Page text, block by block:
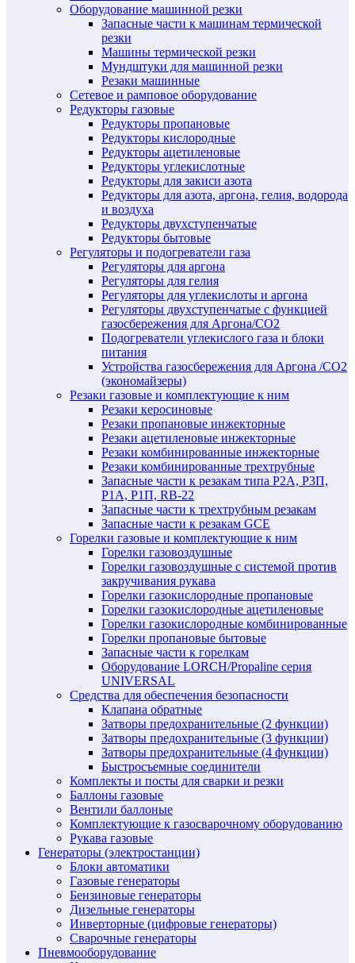
Оборудование машинной резки
Запасные части к машинам термической
резки
Машины термической резки
Мундштуки для машинной резки
Резаки машинные
Сетевое и рамповое оборудование
Редукторы газовые
Редукторы пропановые
Редукторы кислородные
Редукторы ацетиленовые
Редукторы углекислотные
Редукторы для закиси азота
Редукторы для азота, аргона, гелия, водорода
и воздуха
Редукторы двухступенчатые
Редукторы бытовые
Регуляторы и подогреватели газа
Регуляторы для аргона
Регуляторы для гелия
Регуляторы для углекислоты и аргона
Регуляторы двухступенчатые c функцией
газосбережения для Аргона/СО2
Подогреватели углекислого газа и блоки
питания
Устройства газосбережения для Аргона /СО2
(экономайзеры)
Резаки газовые и комплектующие к ним
Резаки керосиновые
Резаки пропановые инжекторные
Резаки ацетиленовые инжекторные
Резаки комбинированные инжекторные
Резаки комбинированные трехтрубные
Запасные части к резакам типа Р2А, Р3П,
Р1А, Р1П, RB-22
Запасные части к трехтрубным резакам
Запасные части к резакам GCE
Горелки газовые и комплектующие к ним
Горелки газовоздушные
Горелки газовоздушные с системой против
закручивания рукава
Горелки газокислородные пропановые
Горелки газокислородные ацетиленовые
Горелки газокислородные комбинированные
Горелки пропановые бытовые
Запасные части к горелкам
Оборудование LORCH/Propaline серия
UNIVERSAL
Средства для обеспечения безопасности
Клапана обратные
Затворы предохранительные (2 функции)
Затворы предохранительные (3 функции)
Затворы предохранительные (4 функции)
Быстросъемные соединители
Комплекты и посты для сварки и резки
Баллоны газовые
Вентили баллоные
Комплектующие к газосварочному оборудованию
Рукава газовые
Генераторы (электростанции)
Блоки автоматики
Газовые генераторы
Бензиновые генераторы
Дизельные генераторы
Инверторные (цифровые генераторы)
Сварочные генераторы
Пневмооборудование